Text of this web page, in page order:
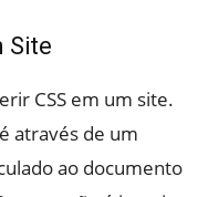
Site
CSS em um site.
através de um
ao documento